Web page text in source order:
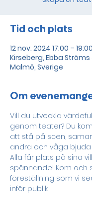
Tid och plats
12 nov. 2024 17:00 – 19:00
Kirseberg, Ebba Ströms
Malmö, Sverige
Om
Vill du utveckla
genom teater? Du
att stå på scen,
andra och våga bjuda
Alla får plats på sina
spännande! Kom och
föreställning som vi
inför publik.